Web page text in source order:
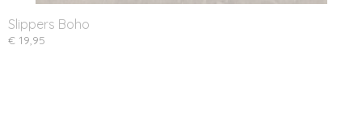
Slippers Boho
€ 19,95